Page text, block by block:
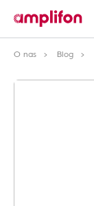
O nas
Blog